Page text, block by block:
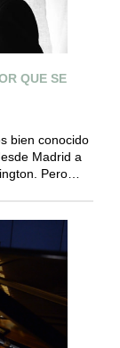
QUE SE
bien conocido
Madrid a
Pero…